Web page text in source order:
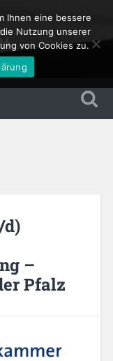
–
Pfalz
Ihnen eine bessere
Nutzung unserer
von Cookies zu.